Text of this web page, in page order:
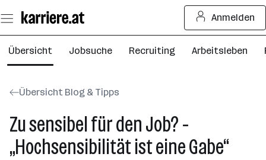
Seiteninhalt
springen
Anmelden
Übersicht Jobsuche Recruiting Arbeitsleben
Übersicht Blog & Tipps
Zu sensibel für den Job? -
„Hochsensibilität ist eine Gabe“